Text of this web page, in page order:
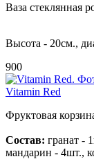
Ваза стеклянная
Высота - 20см.,
900
Vitamin Red
Фруктовая
Состав: гранат -
мандарин - 4шт.,